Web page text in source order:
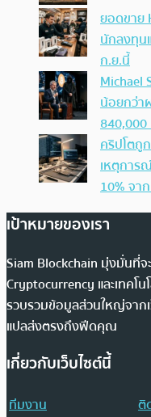
ยอดขาย
นักลงทุน
ก.ย.นี้
Michael
น้อยกว่า
840,000
คริปโตถู
เหตุการ
10% จา
เป้าหมายของเรา
Siam Blockchain มุ่งมั่นที่จ
Cryptocurrency และเทคโ
รวบรวมข้อมูลส่วนใหญ่จากเ
แปลส่งตรงถึงฟีดคุณ
เกี่ยวกับเว็บไซต์นี้
ทีมงาน
ติ